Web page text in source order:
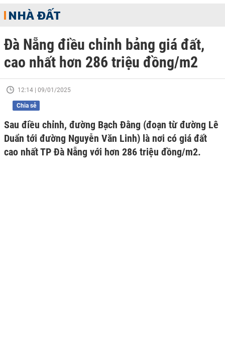
NHÀ ĐẤT
Đà Nẵng điều chỉnh bảng giá đất,
cao nhất hơn 286 triệu đồng/m2
12:14 | 09/01/2025
Chia sẻ
Sau điều chỉnh, đường Bạch Đằng (đoạn từ đường Lê
Duẩn tới đường Nguyễn Văn Linh) là nơi có giá đất
cao nhất TP Đà Nẵng với hơn 286 triệu đồng/m2.